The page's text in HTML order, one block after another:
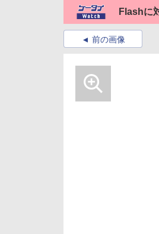
Flashに
前の画像